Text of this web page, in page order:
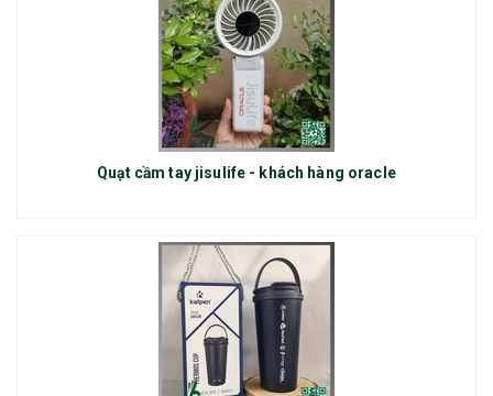
Quạt cầm tay jisulife - khách hàng oracle